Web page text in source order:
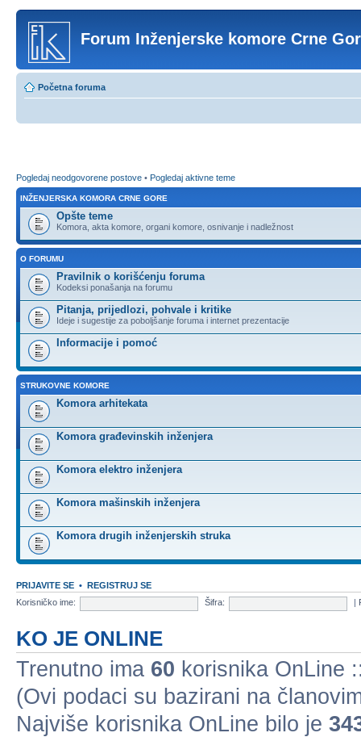
Forum Inženjerske komore Crne
Početna foruma
Pogledaj neodgovorene postove • Pogledaj aktivne teme
INŽENJERSKA KOMORA CRNE GORE
Opšte teme
Komora, akta komore, organi komore, osnivanje i nadležnost
O FORUMU
Pravilnik o korišćenju foruma
Kodeksi ponašanja na forumu
Pitanja, prijedlozi, pohvale i kritike
Ideje i sugestije za poboljšanje foruma i internet prezentacije
Informacije i pomoć
STRUKOVNE KOMORE
Komora arhitekata
Komora građevinskih inženjera
Komora elektro inženjera
Komora mašinskih inženjera
Komora drugih inženjerskih struka
PRIJAVITE SE • REGISTRUJ SE
Korisničko ime:
Šifra:
KO JE ONLINE
Trenutno ima 60 korisnika OnLine
(Ovi podaci su bazirani na
Najviše korisnika OnLine bilo je